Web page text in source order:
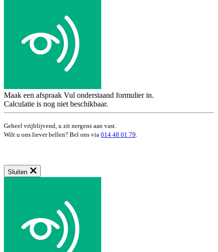
Maak een afspraak Vul onderstaand formulier in.
Calculatie is nog niet beschikbaar.
Geheel vrijblijvend, u zit nergens aan vast.
Wilt u ons liever bellen? Bel ons via 014 48 01 79
Sluiten